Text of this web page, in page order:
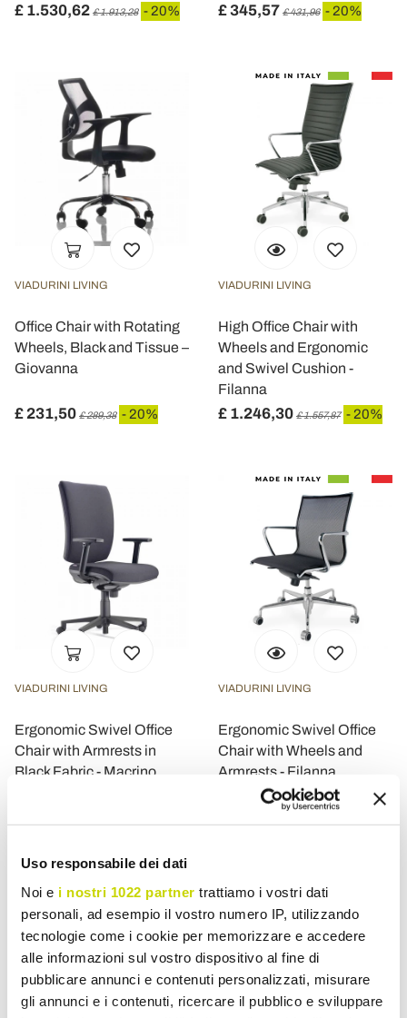
Uso responsabile dei dati
Noi e i nostri 1022 partner trattiamo i vostri dati
personali, ad esempio il vostro numero IP, utilizzando
tecnologie come i cookie per memorizzare e accedere
alle informazioni sul vostro dispositivo al fine di
pubblicare annunci e contenuti personalizzati, misurare
gli annunci e i contenuti, ricercare il pubblico e sviluppare
£ 1.530,62 £ 1.913,28 - 20% £ 345,57 £ 431,96 - 20%
VIADURINI LIVING
Office Chair with Rotating
Wheels, Black and Tissue –
Giovanna
£ 231,50 £ 289,38 - 20%
VIADURINI LIVING
High Office Chair with
Wheels and Ergonomic
and Swivel Cushion -
Filanna
£ 1.246,30 £ 1.557,87 - 20%
VIADURINI LIVING
Ergonomic Swivel Office
Chair with Armrests in
Black Fabric - Macrino
VIADURINI LIVING
Ergonomic Swivel Office
Chair with Wheels and
Armrests - Filanna
£ 882,75 £ 1.103,43 - 20%